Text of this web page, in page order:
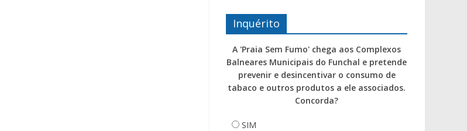
Inquérito
A 'Praia Sem Fumo' chega aos Complexos
Balneares Municipais do Funchal e pretende
prevenir e desincentivar o consumo de
tabaco e outros produtos a ele associados.
Concorda?
SIM